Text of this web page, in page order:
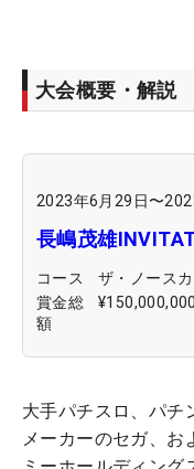
大会概要・解説
2023年6月29日〜
長嶋茂雄
コース
ザ・ノース
賞金総
額
¥150,000,000
大手パチスロ、パチ
メーカーのセガ、お